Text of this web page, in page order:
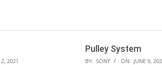
2021
Pulley System
2021-
BY: SONY ON: JUNE 9,